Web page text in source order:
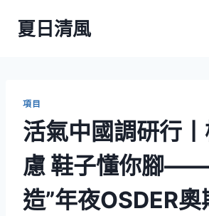
夏日清風
項目
活氣中國調研行
慮 鞋子懂你腳——
造”年夜OSDER